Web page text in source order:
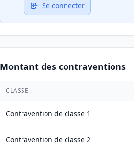
Se connecter
Montant des contraventions
CLASSE
Contravention de classe 1
Contravention de classe 2